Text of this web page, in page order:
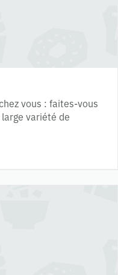
vous : faites-vous
variété de